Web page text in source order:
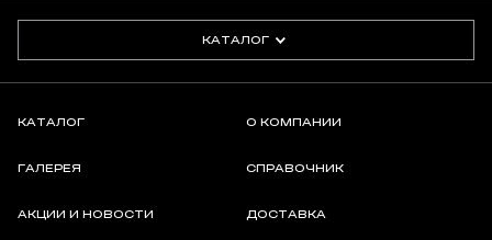
КАТАЛОГ
КАТАЛОГ О КОМПАНИИ
ГАЛЕРЕЯ СПРАВОЧНИК
АКЦИИ И НОВОСТИ ДОСТАВКА